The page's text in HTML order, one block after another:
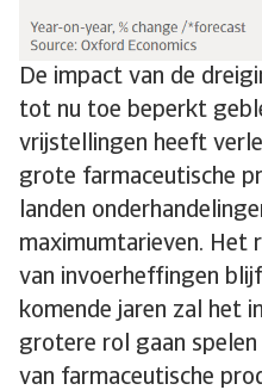
De impact van de
tot nu toe beperkt
vrijstellingen heeft
grote farmaceutische
landen
maximumtarieven. Het
van invoerheffingen
komende jaren zal het
grotere rol gaan
van farmaceutische